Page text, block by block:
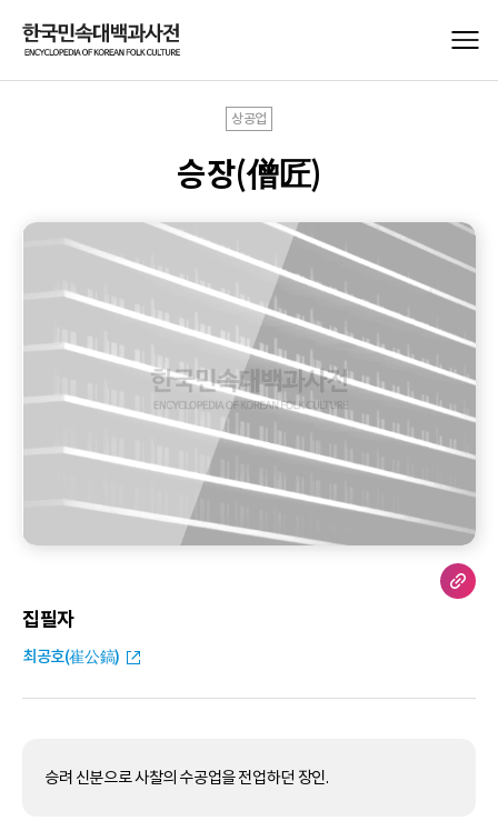
상공업
승장(僧匠)
집필자
최공호(崔公鎬)
승려 신분으로 사찰의 수공업을 전업하던 장인.